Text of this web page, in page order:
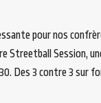
pour nos
Streetball Session,
Des 3 contre 3 sur